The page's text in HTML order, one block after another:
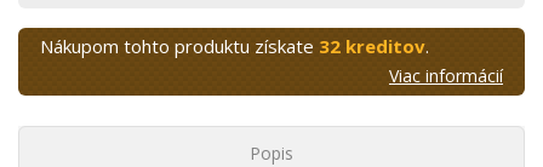
Nákupom tohto produktu získate 32 kreditov.
Viac informácií
Popis